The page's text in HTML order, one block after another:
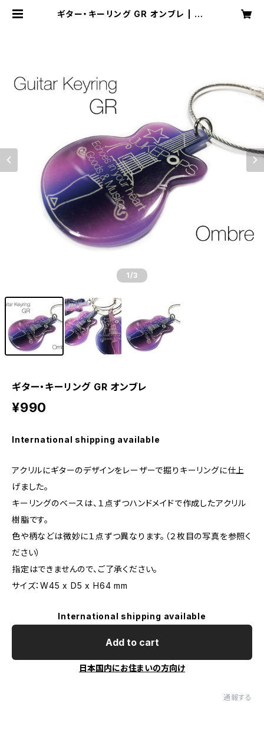
ギター・キーリング GR オンブレ | 20
1 /3
ギター・キーリング GR オンブレ
¥990
International shipping available
アクリルにギターのデザインをレーザーで掘りキーリングに仕上
げました。
キーリングのベースは、１点ずつハンドメイドで作成したアクリル
樹脂です。
色や柄などは微妙に１点ずつ異なります。（２枚目の写真を参照く
ださい）
指定はできませんので、ご了承ください。
サイズ：W45 x D5 x H64 mm
International shipping available
Add to cart
日本国内にお住まいの方向け
通報する